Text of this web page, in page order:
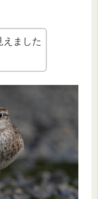
えました